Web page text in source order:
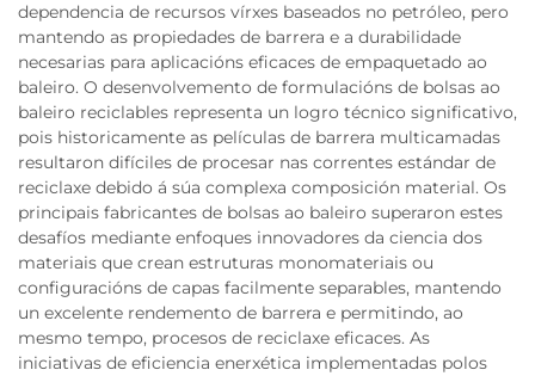
dependencia de recursos vírxes baseados no petróleo, pero
mantendo as propiedades de barrera e a durabilidade
necesarias para aplicacións eficaces de empaquetado ao
baleiro. O desenvolvemento de formulacións de bolsas ao
baleiro reciclables representa un logro técnico significativo,
pois historicamente as películas de barrera multicamadas
resultaron difíciles de procesar nas correntes estándar de
reciclaxe debido á súa complexa composición material. Os
principais fabricantes de bolsas ao baleiro superaron estes
desafíos mediante enfoques innovadores da ciencia dos
materiais que crean estruturas monomateriais ou
configuracións de capas facilmente separables, mantendo
un excelente rendemento de barrera e permitindo, ao
mesmo tempo, procesos de reciclaxe eficaces. As
iniciativas de eficiencia enerxética implementadas polos